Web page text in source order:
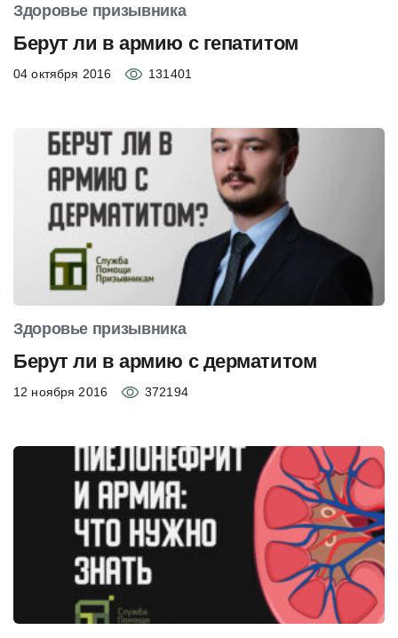
Здоровье призывника
Берут ли в армию с гепатитом
04 октября 2016 131401
Здоровье призывника
Берут ли в армию с дерматитом
12 ноября 2016 372194